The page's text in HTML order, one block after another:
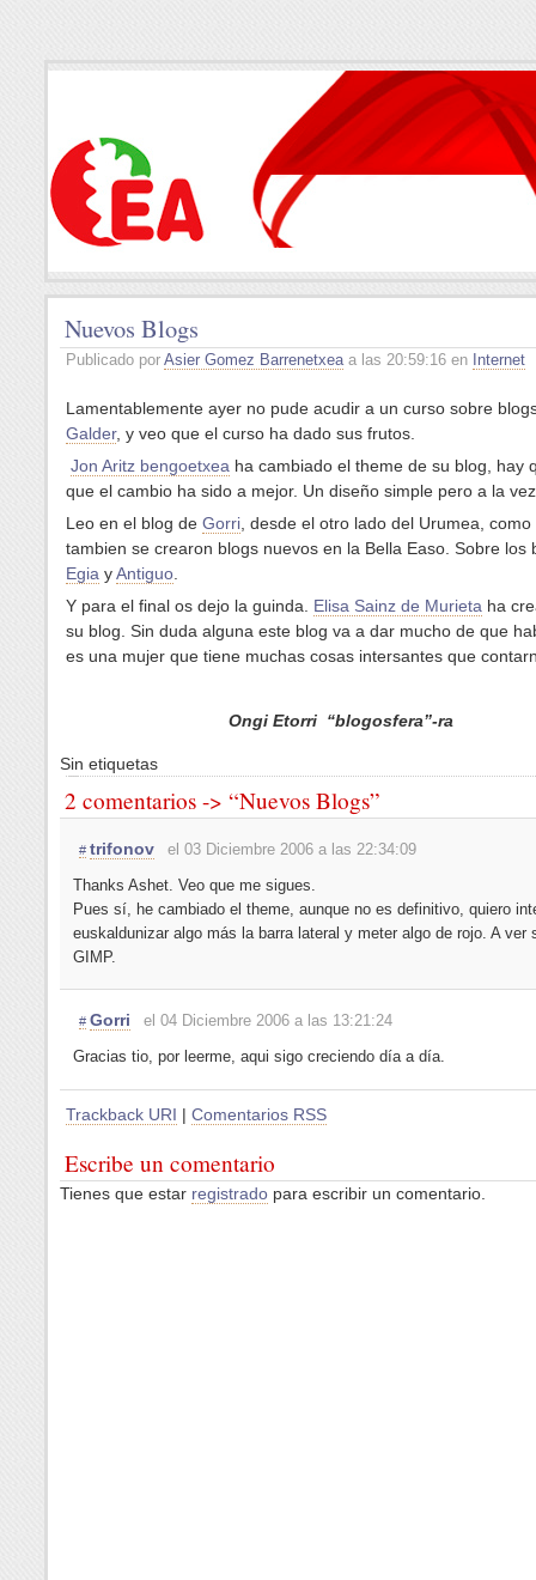
Nuevos Blogs
Publicado por Asier Gomez Barrenetxeaa las 20:59:16 en Internet
Lamentablemente ayer no pude acudir a un curso sobre
Galder, y veo que el curso ha dado sus frutos.
Jon Aritz bengoetxea ha cambiado el theme de su blog, hay
que el cambio ha sido a mejor. Un diseño simple pero a la
Leo en el blog de Gorri , desde el otro lado del Urumea,
tambien se crearon blogs nuevos en la Bella Easo. Sobre los
Egia yAntiguo
Y para el final os dejo la guinda. Elisa Sainz de Murieta ha
su blog. Sin duda alguna este blog va a dar mucho de que
es una mujer que tiene muchas cosas intersantes que
Ongi Etorri “blogosfera”-ra
Sin etiquetas
2 comentarios -> “Nuevos Blogs”
# trifonov
el 03 Diciembre 2006 a las 22:34:09
Thanks Ashet. Veo que me sigues.
Pues sí, he cambiado el theme, aunque no es definitivo, quiero
euskaldunizar algo más la barra lateral y meter algo de rojo. A ver
GIMP.
# Gorri
el 04 Diciembre 2006 a las 13:21:24
Gracias tio, por leerme, aqui sigo creciendo día a día.
Trackback URI | Comentarios RSS
Escribe un comentario
Tienes que estar registrado para escribir un comentario.